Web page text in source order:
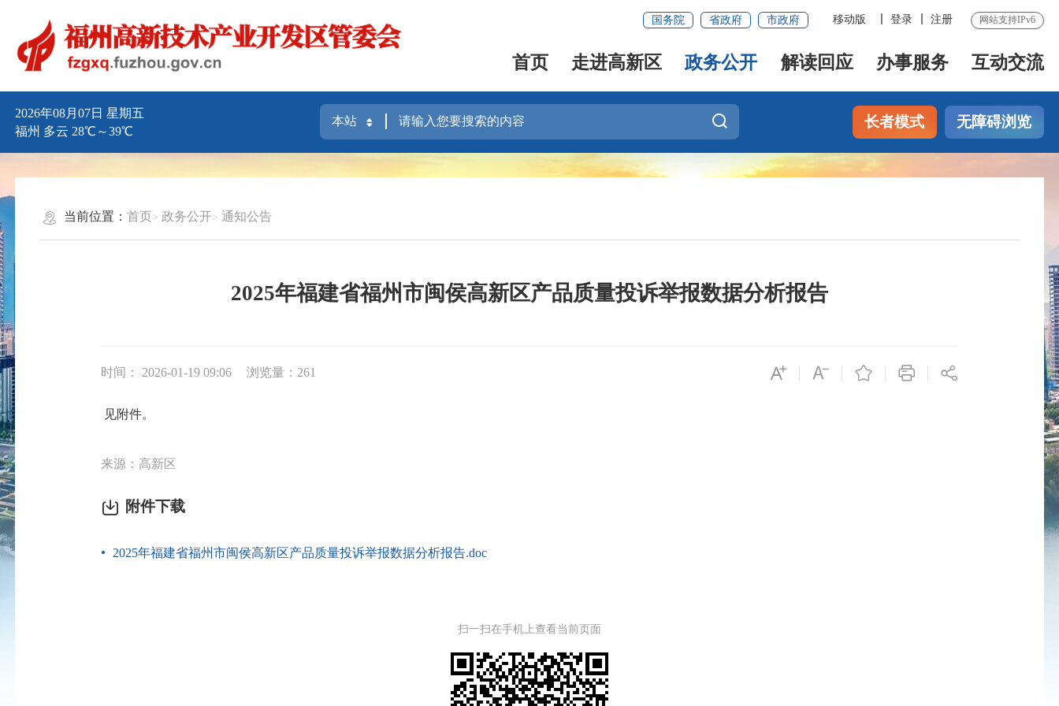
国务院 省政府 市政府 移动版 登录 注册 网站支持IPv6
首页 走进高新区 政务公开 解读回应 办事服务 互动交流
2026年08月07日 星期五
福州 多云 28℃～39℃
长者模式 无障碍浏览
当前位置： 首页 政务公开 通知公告
2025年福建省福州市闽侯高新区产品质量投诉举报数据分析报告
时间： 2026-01-19 09:06 浏览量：261
见附件。
来源：高新区
附件下载
2025年福建省福州市闽侯高新区产品质量投诉举报数据分析报告.doc
扫一扫在手机上查看当前页面